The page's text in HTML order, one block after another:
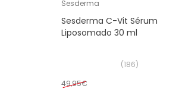
Sesderma
Sesderma C-Vit Sérum
Liposomado 30 ml
(186)
49,95€